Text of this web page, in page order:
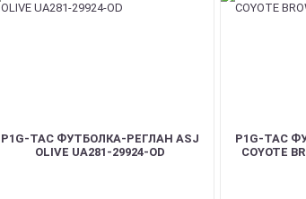
P1G-TAC ФУТБОЛКА-РЕГЛАН ASJ
OLIVE UA281-29924-OD
P1G-TAC
COYOTE